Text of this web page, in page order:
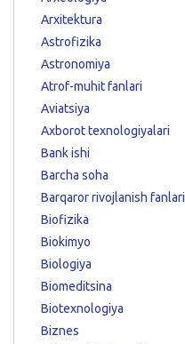
Arxitektura
Astrofizika
Astronomiya
Atrof-muhit fanlari
Aviatsiya
Axborot texnologiyalari
Bank ishi
Barcha soha
Barqaror rivojlanish fanlari
Biofizika
Biokimyo
Biologiya
Biomeditsina
Biotexnologiya
Biznes